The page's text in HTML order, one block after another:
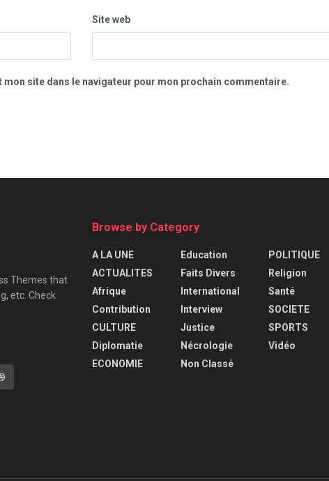
Site web
site dans le navigateur pour mon prochain commentaire.
Themes that
etc. Check
Browse by Category
A LA UNE
ACTUALITES
Afrique
Contribution
CULTURE
Diplomatie
ECONOMIE
Education
Faits Divers
International
Interview
Justice
Nécrologie
Non Classé
POLITIQUE
Religion
Santé
SOCIETE
SPORTS
Vidéo